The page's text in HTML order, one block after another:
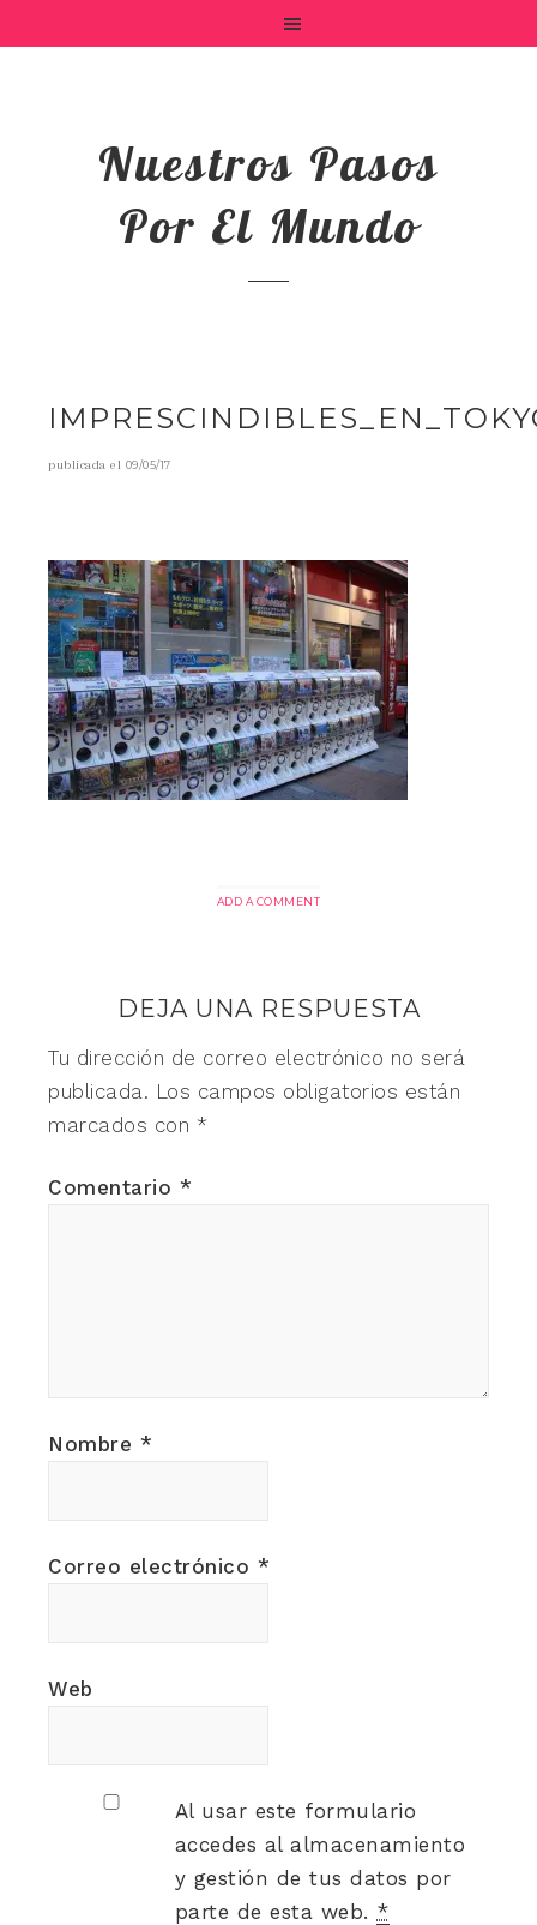
Nuestros Pasos
Por El Mundo
publicada el 09/05/17
ADD A COMMENT
DEJA UNA RESPUESTA
Tu dirección de correo electrónico no será
publicada. Los campos obligatorios están
marcados con *
Comentario *
Nombre *
Correo electrónico *
Web
Al usar este formulario
accedes al almacenamiento
y gestión de tus datos por
parte de esta web. *